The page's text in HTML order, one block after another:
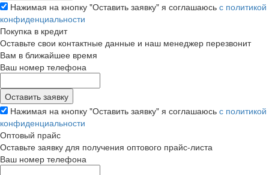
Нажимая на кнопку "Оставить заявку" я соглашаюсь с политикой
конфиденциальности
Покупка в кредит
Оставьте свои контактные данные и наш менеджер перезвонит
Вам в ближайшее время
Ваш номер телефона
Нажимая на кнопку "Оставить заявку" я соглашаюсь с политикой
конфиденциальности
Оптовый прайс
Оставьте заявку для получения оптового прайс-листа
Ваш номер телефона